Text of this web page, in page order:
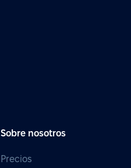
Sobre nosotros
Precios